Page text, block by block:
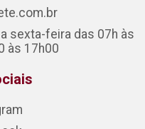
sexta-feira das 07h às
às 17h00